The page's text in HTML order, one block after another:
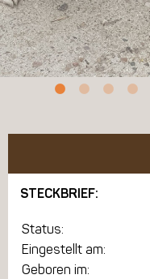
STECKBRIEF:
Status:
Eingestellt am:
Geboren im: